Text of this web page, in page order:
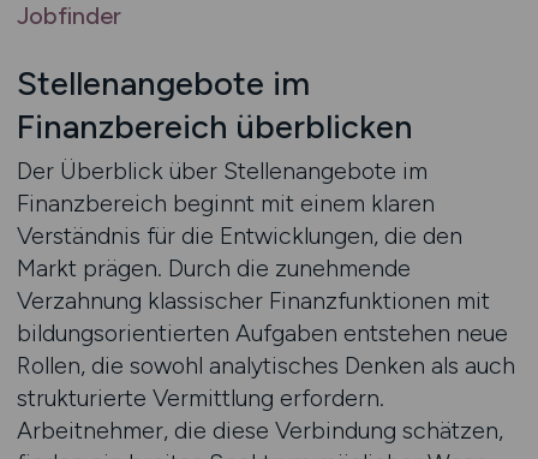
Jobfinder
Stellenangebote im
Finanzbereich überblicken
Der Überblick über Stellenangebote im
Finanzbereich beginnt mit einem klaren
Verständnis für die Entwicklungen, die den
Markt prägen. Durch die zunehmende
Verzahnung klassischer Finanzfunktionen mit
bildungsorientierten Aufgaben entstehen neue
Rollen, die sowohl analytisches Denken als auch
strukturierte Vermittlung erfordern.
Arbeitnehmer, die diese Verbindung schätzen,